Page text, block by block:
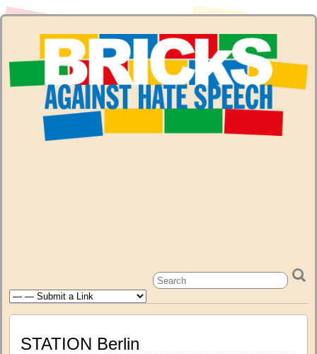
STATION Berlin